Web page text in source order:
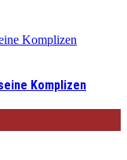
Komplizen